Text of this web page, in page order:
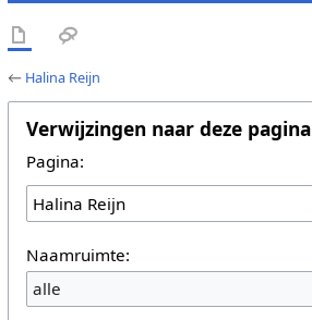
← Halina Reijn
Verwijzingen naar deze pagina
Pagina:
Naamruimte:
alle